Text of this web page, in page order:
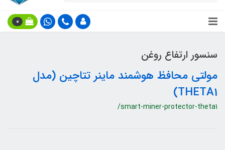
0
سنسور ارتفاع روغن
مولتی محافظ هوشمند ماینر تتاچین (مدل
THETA1)
/smart-miner-protector-theta1